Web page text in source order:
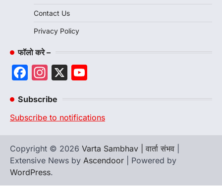
Contact Us
Privacy Policy
फॉलो करे –
Facebook
Instagram
X
Subscribe
Subscribe to notifications
Copyright © 2026 Varta Sambhav | वार्ता संभव
Extensive News by Ascendoor | Powered by
WordPress.